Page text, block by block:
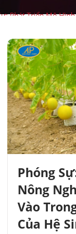
Phát Triển Mô
Phóng
Nông
Vào
Của Hệ